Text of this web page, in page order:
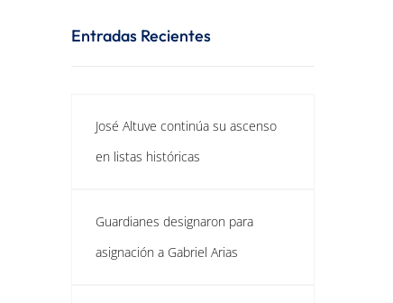
Entradas Recientes
José Altuve continúa su ascenso
en listas históricas
Guardianes designaron para
asignación a Gabriel Arias